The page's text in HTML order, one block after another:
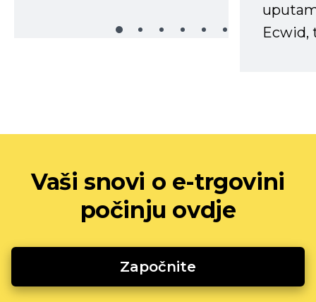
Ecwid,
Vaši snovi o e-trgovini
počinju ovdje
Započnite